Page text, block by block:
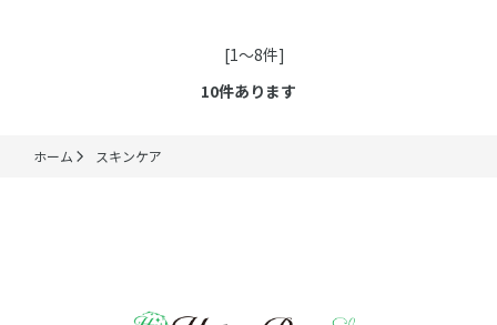
[1～8件]
10件あります
ホーム スキンケア